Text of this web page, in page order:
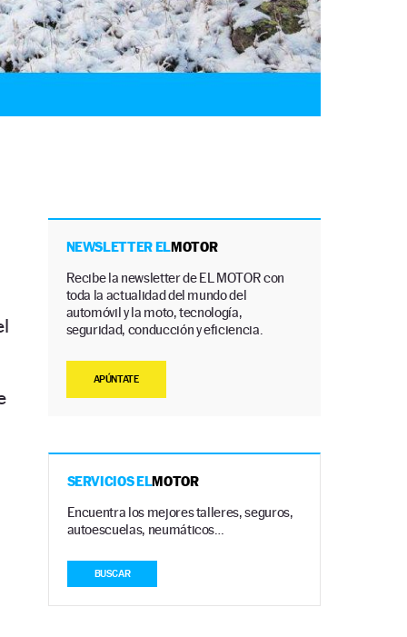
NEWSLETTER ELMOTOR
Recibe la newsletter de EL MOTOR con
toda la actualidad del mundo del
automóvil y la moto, tecnología,
seguridad, conducción y eficiencia.
APÚNTATE
SERVICIOS ELMOTOR
Encuentra los mejores talleres, seguros,
autoescuelas, neumáticos…
BUSCAR